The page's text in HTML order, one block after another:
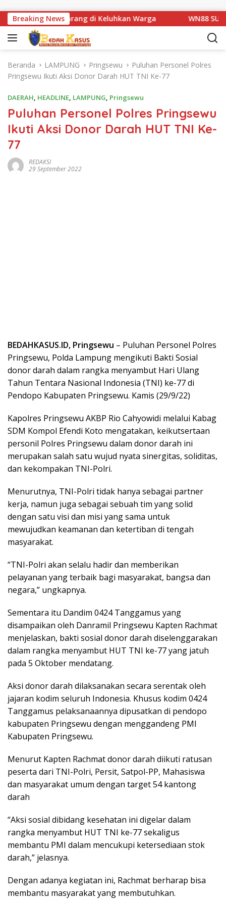
Breaking News
Km 1 Basarang di Keluhkan Warga WN88 SUB
Beranda LAMPUNG Pringsewu
Puluhan Personel Polres
Pringsewu Ikuti Aksi Donor Darah HUT TNI Ke-77
DAERAH, HEADLINE, LAMPUNG, Pringsewu
Puluhan Personel Polres Pringsewu
Ikuti Aksi Donor Darah HUT TNI Ke-
77
REDAKSI
29 September 2022
BEDAHKASUS.ID, Pringsewu – Puluhan Personel Polres
Pringsewu, Polda Lampung mengikuti Bakti Sosial
donor darah dalam rangka menyambut Hari Ulang
Tahun Tentara Nasional Indonesia (TNI) ke-77 di
Pendopo Kabupaten Pringsewu. Kamis (29/9/22)
Kapolres Pringsewu AKBP Rio Cahyowidi melalui Kabag
SDM Kompol Efendi Koto mengatakan, keikutsertaan
personil Polres Pringsewu dalam donor darah ini
merupakan salah satu wujud nyata sinergitas, soliditas,
dan kekompakan TNI-Polri.
Menurutnya, TNI-Polri tidak hanya sebagai partner
kerja, namun juga sebagai sebuah tim yang solid
dengan satu visi dan misi yang sama untuk
mewujudkan keamanan dan ketertiban di tengah
masyarakat.
“TNI-Polri akan selalu hadir dan memberikan
pelayanan yang terbaik bagi masyarakat, bangsa dan
negara,” ungkapnya.
Sementara itu Dandim 0424 Tanggamus yang
disampaikan oleh Danramil Pringsewu Kapten Rachmat
menjelaskan, bakti sosial donor darah diselenggarakan
dalam rangka menyambut HUT TNI ke-77 yang jatuh
pada 5 Oktober mendatang.
Aksi donor darah dilaksanakan secara serentak oleh
jajaran kodim seluruh Indonesia. Khusus kodim 0424
Tanggamus pelaksanaannya dipusatkan di pendopo
kabupaten Pringsewu dengan menggandeng PMI
Kabupaten Pringsewu.
Menurut Kapten Rachmat donor darah diikuti ratusan
peserta dari TNI-Polri, Persit, Satpol-PP, Mahasiswa
dan masyarakat umum dengan target 54 kantong
darah
“Aksi sosial dibidang kesehatan ini digelar dalam
rangka menyambut HUT TNI ke-77 sekaligus
membantu PMI dalam mencukupi ketersediaan stok
darah,” jelasnya.
Dengan adanya kegiatan ini, Rachmat berharap bisa
membantu masyarakat yang membutuhkan.